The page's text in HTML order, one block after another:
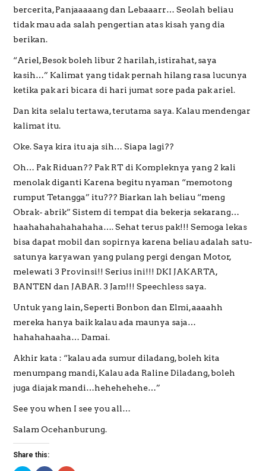
bercerita, Panjaaaaang dan Lebaaarr… Seolah beliau
tidak mau ada salah pengertian atas kisah yang dia
berikan.
“Ariel, Besok boleh libur 2 harilah, istirahat, saya
kasih…” Kalimat yang tidak pernah hilang rasa lucunya
ketika pak ari bicara di hari jumat sore pada pak ariel.
Dan kita selalu tertawa, terutama saya. Kalau mendengar
kalimat itu.
Oke. Saya kira itu aja sih… Siapa lagi??
Oh… Pak Riduan?? Pak RT di Kompleknya yang 2 kali
menolak diganti Karena begitu nyaman “memotong
rumput Tetangga” itu??? Biarkan lah beliau “meng
Obrak- abrik” Sistem di tempat dia bekerja sekarang…
haahahahahahahaha…. Sehat terus pak!!! Semoga lekas
bisa dapat mobil dan sopirnya karena beliau adalah satu-
satunya karyawan yang pulang pergi dengan Motor,
melewati 3 Provinsi!! Serius ini!!! DKI JAKARTA,
BANTEN dan JABAR. 3 Jam!!! Speechless saya.
Untuk yang lain, Seperti Bonbon dan Elmi, aaaahh
mereka hanya baik kalau ada maunya saja…
hahahahaaha… Damai.
Akhir kata : “kalau ada sumur diladang, boleh kita
menumpang mandi, Kalau ada Raline Diladang, boleh
juga diajak mandi…hehehehehe…”
See you when I see you all…
Salam Ocehanburung.
Share this: